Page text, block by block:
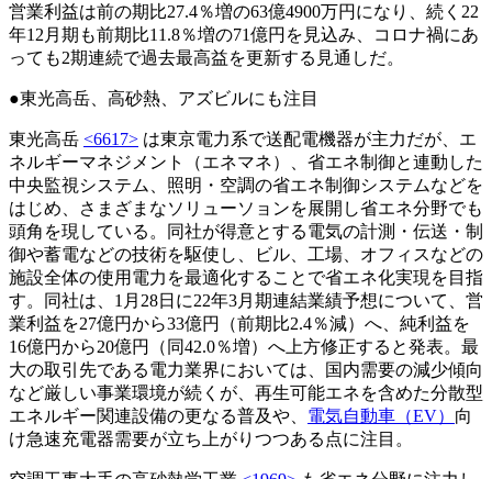
営業利益は前の期比27.4％増の63億4900万円になり、続く22
年12月期も前期比11.8％増の71億円を見込み、コロナ禍にあ
っても2期連続で過去最高益を更新する見通しだ。
●東光高岳、高砂熱、アズビルにも注目
東光高岳 <6617> は東京電力系で送配電機器が主力だが、エ
ネルギーマネジメント（エネマネ）、省エネ制御と連動した
中央監視システム、照明・空調の省エネ制御システムなどを
はじめ、さまざまなソリューソョンを展開し省エネ分野でも
頭角を現している。同社が得意とする電気の計測・伝送・制
御や蓄電などの技術を駆使し、ビル、工場、オフィスなどの
施設全体の使用電力を最適化することで省エネ化実現を目指
す。同社は、1月28日に22年3月期連結業績予想について、営
業利益を27億円から33億円（前期比2.4％減）へ、純利益を
16億円から20億円（同42.0％増）へ上方修正すると発表。最
大の取引先である電力業界においては、国内需要の減少傾向
など厳しい事業環境が続くが、再生可能エネを含めた分散型
エネルギー関連設備の更なる普及や、 電気自動車（EV） 向
け急速充電器需要が立ち上がりつつある点に注目。